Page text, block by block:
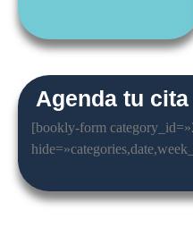
Agenda tu
[bookly-form